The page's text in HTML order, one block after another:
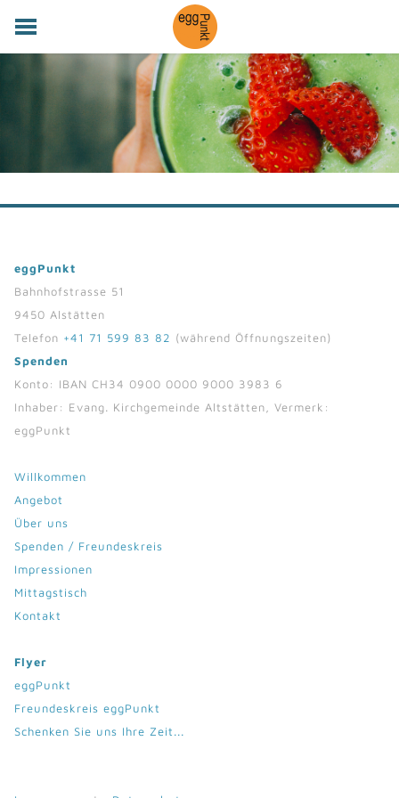
WILLKOMMEN
ANGEBOT
ÜBER UNS
SPENDEN / FREUNDESKREIS
IMPRESSIONEN
eggPunkt
Bahnhofstrasse 51
9450 Alstätten
Telefon +41 71 599 83 82 (während Öffnungszeiten)
Spenden
Konto: IBAN CH34 0900 0000 9000 3983 6
Inhaber: Evang. Kirchgemeinde Altstätten, Vermerk:
eggPunkt
Willkommen
Angebot
Über uns
Spenden / Freundeskreis
Impressionen
Mittagstisch
Kontakt
Flyer
eggPunkt
Freundeskreis eggPunkt
Schenken Sie uns Ihre Zeit...